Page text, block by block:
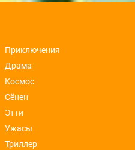
Приключения
Драма
Космос
Сёнен
Этти
Ужасы
Триллер